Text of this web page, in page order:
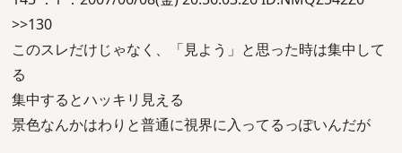
>>130
このスレだけじゃなく、「見よう」と思った時は集中して
る
集中するとハッキリ見える
景色なんかはわりと普通に視界に入ってるっぽいんだが